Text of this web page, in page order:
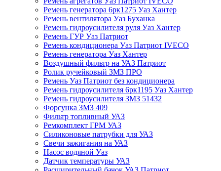
Ремень генератора 6рк1275 Уаз Хантер
Ремень вентилятора Уаз Буханка
Ремень гидроусилителя руля Уаз Хантер
Ремень ГУР Уаз Патриот
Ремень кондиционера Уаз Патриот IVECO
Ремень генератора Уаз Хантер
Воздушный фильтр на УАЗ Патриот
Ролик ручейковый ЗМЗ ПРО
Ремень Уаз Патриот без кондиционера
Ремень гидроусилителя 6рк1195 Уаз Хантер
Ремень гидроусилителя ЗМЗ 51432
Форсунка ЗМЗ 409
Фильтр топливный УАЗ
Ремкомплект ГРМ УАЗ
Силиконовые патрубки для УАЗ
Свечи зажигания на УАЗ
Насос водяной Уаз
Датчик температуры УАЗ